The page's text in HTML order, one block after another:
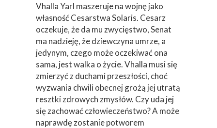
Vhalla Yarl maszeruje na wojnę jako
własność Cesarstwa Solaris. Cesarz
oczekuje, że da mu zwycięstwo, Senat
ma nadzieję, że dziewczyna umrze, a
jedynym, czego może oczekiwać ona
sama, jest walka o życie. Vhalla musi się
zmierzyć z duchami przeszłości, choć
wyzwania chwili obecnej grożą jej utratą
resztki zdrowych zmysłów. Czy uda jej
się zachować człowieczeństwo? A może
naprawdę zostanie potworem